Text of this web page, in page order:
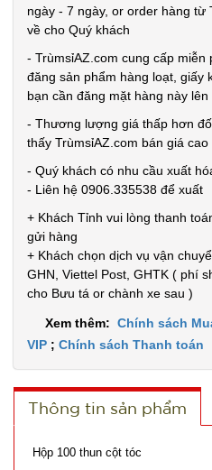
ngày - 7 ngày, or order hàng
về cho Quý khách
- TrùmsỉAZ.com cung cấp
đăng sản phẩm hàng loạt, giấy
bạn cần đăng mặt hàng này
- Thương lượng giá thấp hơn
thấy TrùmsỉAZ.com bán giá cao
- Quý khách có nhu cầu xuất
- Liên hệ 0906.335538 để xuất
+ Khách Tỉnh vui lòng thanh
gửi hàng
+ Khách chọn dịch vụ vận
GHN, Viettel Post, GHTK ( phí
cho Bưu tá or chành xe sau )
Xem thêm: Chính sách
VIP ; Chính sách Thanh toán
Thông tin sản phẩm
Hộp 100 thun cột tóc